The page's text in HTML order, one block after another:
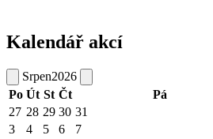
Kalendář akcí
Srpen2026
Po Út St Čt Pá
27 28 29 30 31
3
4 5 6 7